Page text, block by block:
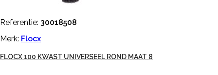
Referentie: 30018508
Merk: Flocx
FLOCX 100 KWAST UNIVERSEEL ROND MAAT 8